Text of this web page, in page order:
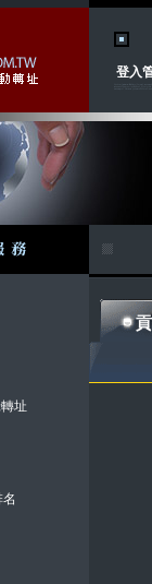
登入
址